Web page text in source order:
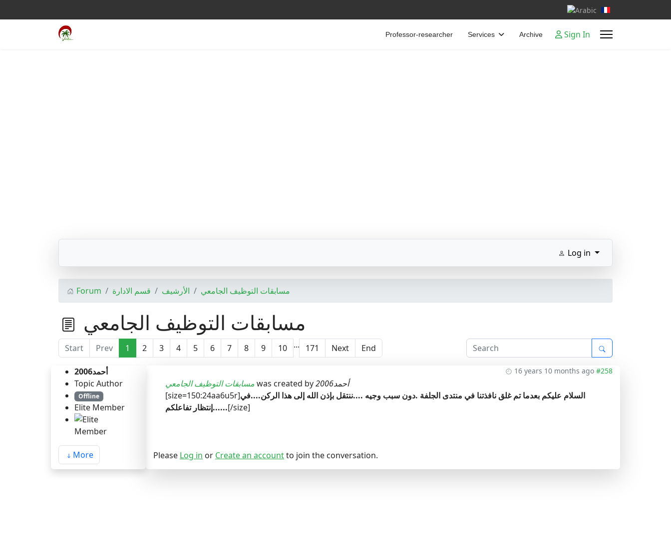
Select your language
Professor-researcher Services Archive Sign In
Log in
Forum قسم الادارة الأرشيف مسابقات التوظيف الجامعي
مسابقات التوظيف الجامعي
Start Prev 1 2 3 4 5 6 7 8 9 10 ... 171 Next End
أحمد2006
Topic Author
Offline
Elite Member
More
16 years 10 months ago #258
مسابقات التوظيف الجامعي was created by
أحمد2006
[size=150:24aa6u5r]السلام عليكم بعدما تم غلق نافذتنا في منتدى الجلفة .دون سبب وجيه ....ننتقل بإذن الله إلى هذا الركن....في
إنتظار تفاعلكم......[/size]
Please Log in or Create an accountto join the conversation.